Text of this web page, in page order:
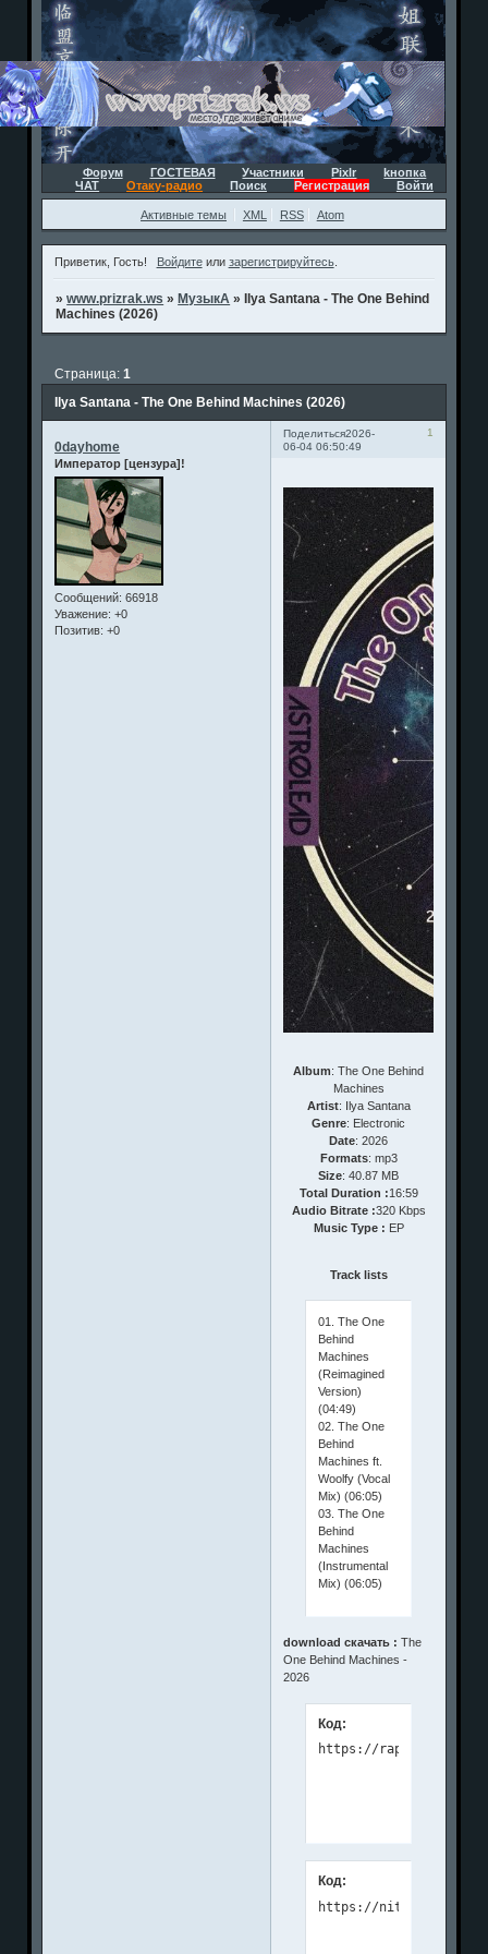
Форум ГОСТЕВАЯ Участники Pixlr
kнопка
ЧАТ
Отаку-радио Поиск Регистрация Войти
Активные темы XML RSS Atom
Приветик, Гость! Войдитеили зарегистрируйтесь.
»www.prizrak.ws » МузыкА »
Ilya Santana - The One Behind
Machines (2026)
Ilya Santana - The One Behind Machines (2026)
Страница:1
Поделиться 1
2026-
06-04 06:50:49
0dayhome
Император [цензура]!
Сообщений: 66918
Уважение: +0
Позитив: +0
Album: The One Behind
Machines
Artist: Ilya Santana
Genre: Electronic
Date: 2026
Formats: mp3
Size: 40.87 MB
Total Duration :16:59
Audio Bitrate :320 Kbps
Music Type : EP
Track lists
01. The One
Behind
Machines
(Reimagined
Version)
(04:49)
02. The One
Behind
Machines ft.
Woolfy (Vocal
Mix) (06:05)
03. The One
Behind
Machines
(Instrumental
Mix) (06:05)
download скачать : The
One Behind Machines -
2026
Код:
Код: